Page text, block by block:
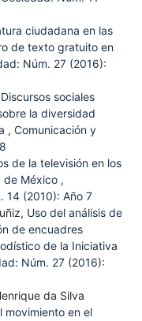
ciudadana en las
de texto gratuito en
Núm. 27 (2016):
Discursos sociales
la diversidad
, Comunicación y
de la televisión en los
de México ,
14 (2010): Año 7
Uso del análisis de
de encuadres
de la Iniciativa
Núm. 27 (2016):
da Silva
movimiento en el